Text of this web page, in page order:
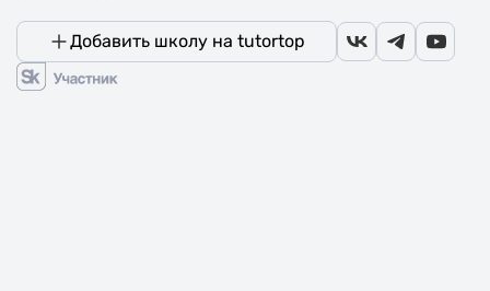
Добавить школу на tutortop